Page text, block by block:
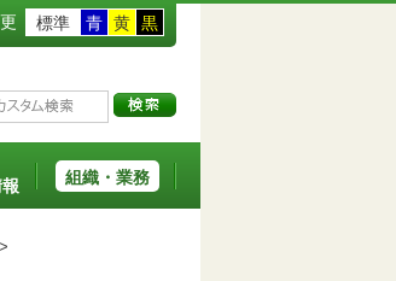
標準 青 黄 黒
組織・業務